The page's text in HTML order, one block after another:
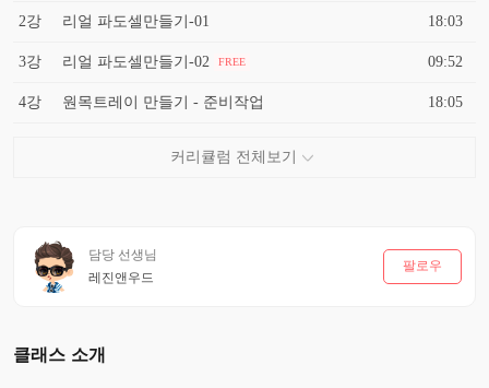
2강 리얼 파도셀만들기-01 18:03
3강 리얼 파도셀만들기-02 FREE 09:52
4강 원목트레이 만들기 - 준비작업 18:05
담당 선생님
레진앤우드
팔로우
클래스 소개